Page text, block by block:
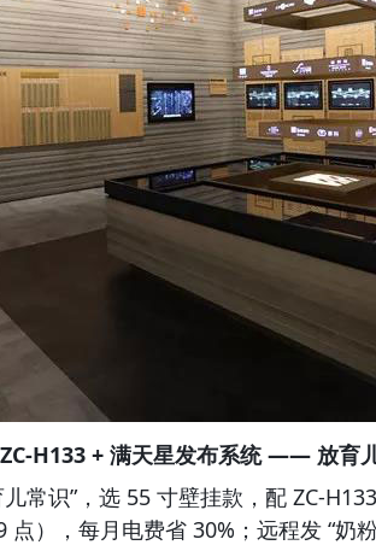
H133 + 满天星发布系统 —— 放育
常识”，选 55 寸壁挂款，配 ZC-
），每月电费省 30%；远程发 “奶